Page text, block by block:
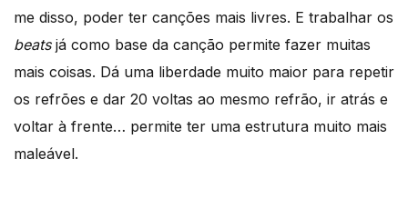
me disso, poder ter canções mais livres. E trabalhar os
beats já como base da canção permite fazer muitas
mais coisas. Dá uma liberdade muito maior para repetir
os refrões e dar 20 voltas ao mesmo refrão, ir atrás e
voltar à frente… permite ter uma estrutura muito mais
maleável.